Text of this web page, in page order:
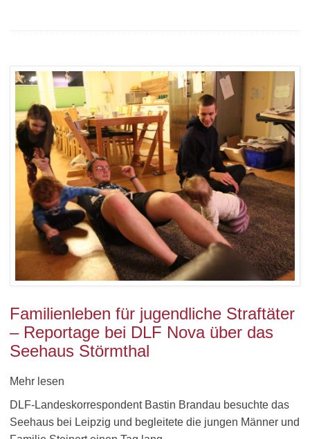
Familienleben für jugendliche Straftäter
– Reportage bei DLF Nova über das
Seehaus Störmthal
Mehr lesen
DLF-Landeskorrespondent Bastin Brandau besuchte das
Seehaus bei Leipzig und begleitete die jungen Männer und